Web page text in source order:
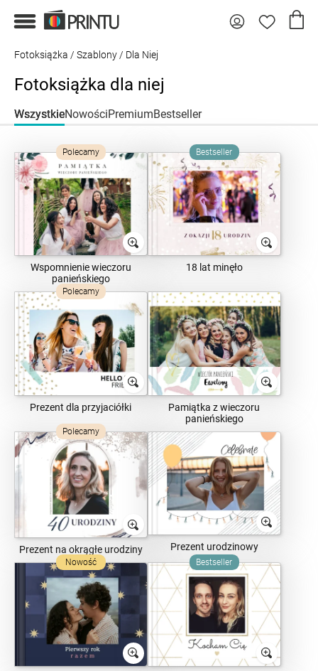
Fotoksiążka / Szablony / Dla Niej
Fotoksiążka dla niej
WszystkieNowościPremiumBestseller
Polecamy
Wspomnienie wieczoru
panieńskiego
Bestseller
18 lat minęło
Polecamy
Prezent dla przyjaciółki
Pamiątka z wieczoru
panieńskiego
Polecamy
Prezent na okrągłe urodziny Prezent urodzinowy
Nowość Bestseller